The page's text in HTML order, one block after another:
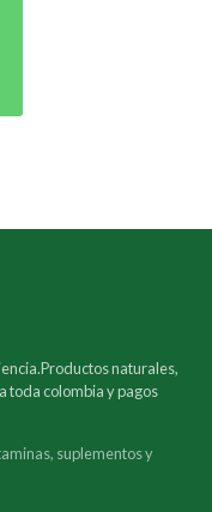
naturales,
toda colombia y pagos
suplementos y